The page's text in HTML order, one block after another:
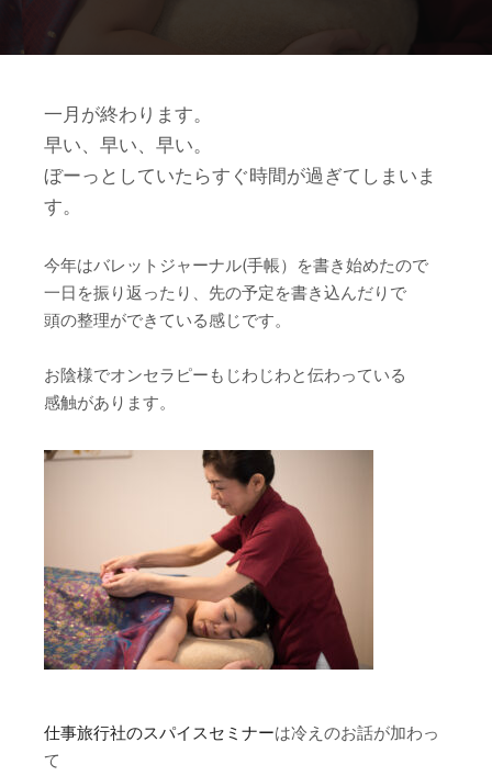
一月が終わります。
早い、早い、早い。
ぼーっとしていたらすぐ時間が過ぎてしまいま
す。
今年はバレットジャーナル(手帳）を書き始めたので
一日を振り返ったり、先の予定を書き込んだりで
頭の整理ができている感じです。
お陰様でオンセラピーもじわじわと伝わっている
感触があります。
仕事旅行社のスパイスセミナーは冷えのお話が加わっ
て